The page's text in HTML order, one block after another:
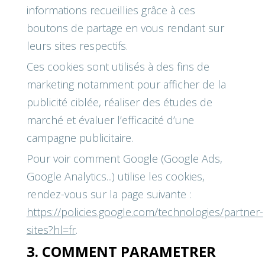
informations recueillies grâce à ces
boutons de partage en vous rendant sur
leurs sites respectifs.
Ces cookies sont utilisés à des fins de
marketing notamment pour afficher de la
publicité ciblée, réaliser des études de
marché et évaluer l’efficacité d’une
campagne publicitaire.
Pour voir comment Google (Google Ads,
Google Analytics...) utilise les cookies,
rendez-vous sur la page suivante :
https://policies.google.com/technologies/partner-
sites?hl=fr.
3. COMMENT PARAMETRER